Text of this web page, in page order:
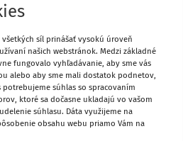
sa
Vytlačiť
Obľúbené
Stiahnuť
všetkých síl prinášať vysokú úroveň
našich webstránok. Medzi základné
fungovalo vyhľadávanie, aby sme vás
alebo aby sme mali dostatok podnetov,
súhlas so spracovaním
ktoré sa dočasne ukladajú vo vašom
súhlasu. Dáta využijeme na
obsahu webu priamo Vám na